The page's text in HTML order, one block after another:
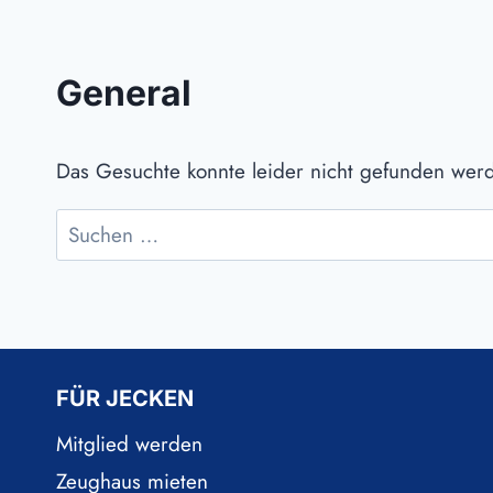
General
Das Gesuchte konnte leider nicht gefunden
Suche
nach:
FÜR JECKEN
Mitglied werden
Zeughaus mieten